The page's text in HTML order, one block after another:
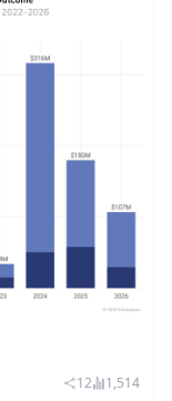
대상 폭력
만 달러 돌파
12 1,514